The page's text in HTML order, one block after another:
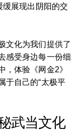
缓展现出阴阳的交
文化为我们提供了
感受身边每一份细
，体验《网金2》
于自己的“太极平
武当文化